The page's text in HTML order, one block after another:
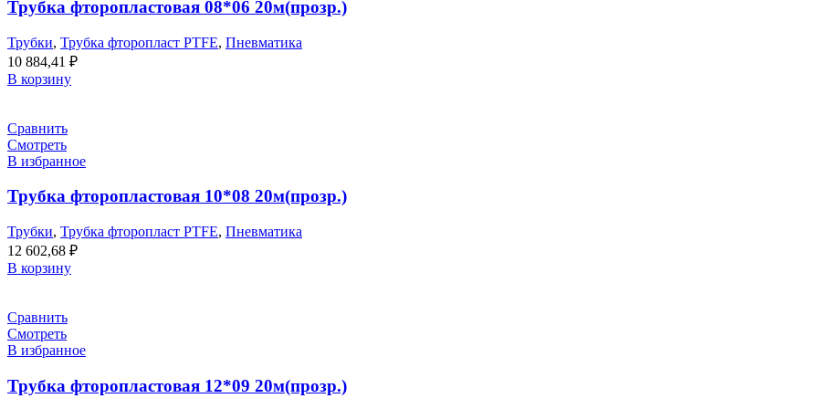
Трубка фторопластовая 08*06 20м(прозр.)
Трубки, Трубка фторопласт PTFE, Пневматика
10 884,41 ₽
В корзину
Сравнить
Смотреть
В избранное
Трубка фторопластовая 10*08 20м(прозр.)
Трубки, Трубка фторопласт PTFE, Пневматика
12 602,68 ₽
В корзину
Сравнить
Смотреть
В избранное
Трубка фторопластовая 12*09 20м(прозр.)